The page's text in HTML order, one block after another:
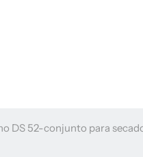
DS 52-conjunto para